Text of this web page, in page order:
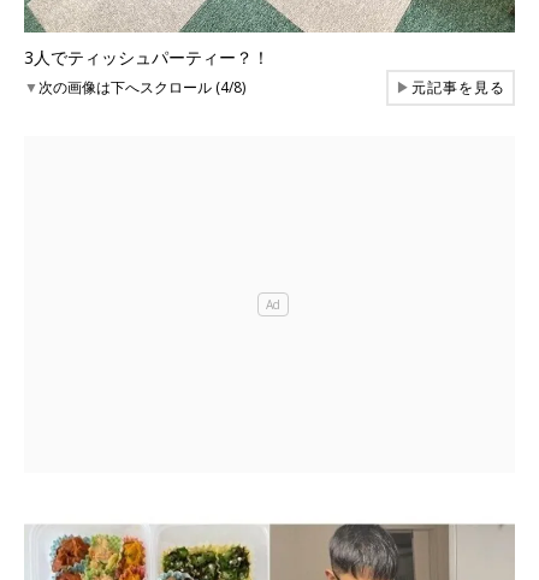
3人でティッシュパーティー？！
▼次の画像は下へスクロール (4/8) ▶元記事を見る